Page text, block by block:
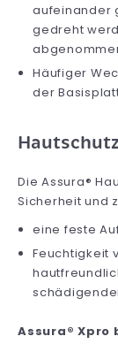
aufeinander
gedreht
Häufiger
der
Die Assura®
Sicherheit und
eine feste
Feuchtigkeit
Assura®